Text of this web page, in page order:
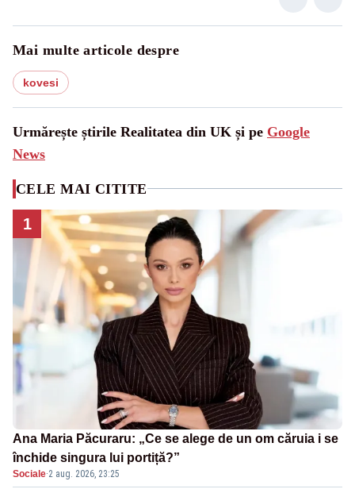
Mai multe articole despre
kovesi
Urmărește știrile Realitatea din UK și pe Google
News
CELE MAI CITITE
1
Ana Maria Păcuraru: „Ce se alege de un om căruia i se
închide singura lui portiță?”
Sociale·2 aug. 2026, 23:25